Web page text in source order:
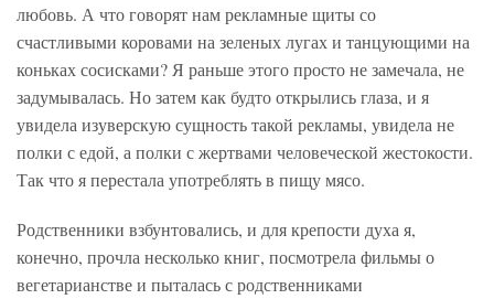
любовь. А что говорят нам рекламные щиты со
счастливыми коровами на зеленых лугах и танцующими на
коньках сосисками? Я раньше этого просто не замечала, не
задумывалась. Но затем как будто открылись глаза, и я
увидела изуверскую сущность такой рекламы, увидела не
полки с едой, а полки с жертвами человеческой жестокости.
Так что я перестала употреблять в пищу мясо.
Родственники взбунтовались, и для крепости духа я,
конечно, прочла несколько книг, посмотрела фильмы о
вегетарианстве и пыталась с родственниками